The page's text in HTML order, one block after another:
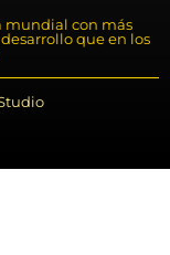
mundial con más
que en los